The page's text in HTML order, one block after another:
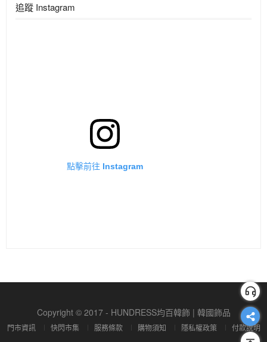
追蹤 Instagram
點擊前往 Instagram
Copyright © 2017 - HUNDRESS均百韓飾 | 韓國飾品
門市資訊 快閃市集 服務條款 購物須知 隱私權政策
付款說明